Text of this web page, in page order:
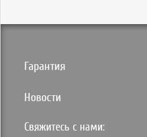
Гарантия
Новости
Свяжитесь с нами: